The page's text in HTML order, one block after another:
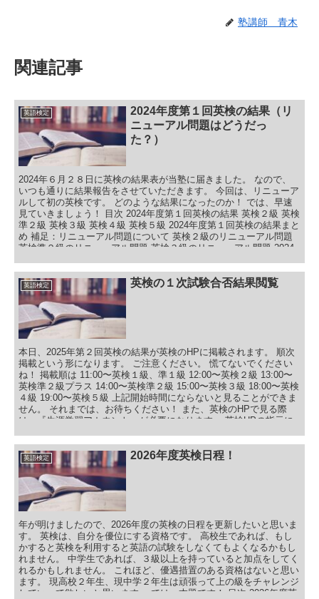
塾講師 青木
関連記事
英語検定
2024年度第１回英検の結果（リ
ニューアル問題はどうだっ
た？）
2024年６月２８日に英検の結果表が当塾に届きました。 なので、
いつも通りに結果報告をさせていただきます。 今回は、リニューア
ルして初の英検です。 どのような結果になったのか！ では、早速
見ていきましょう！ 目次 2024年度第１回英検の結果 英検２級 英検
準２級 英検３級 英検４級 英検５級 2024年度第１回英検の結果まと
め 補足：リニューアル問題について 英検２級のリニューアル問題
英検準２級のリニューアル問題 英検３級のリニューアル問題 2024
ィングがリニューアルされて、どういう結果になったのかです。 昨
年度、一昨年度の結果を振り返りながら、データを見ていきたいと
思います。 英検２級 英検２級は、Reading、Listening、Writing各技
能650点で、合計1950点です。 合格基準点は1520点（約78％）なの
で、各技能は、平均すると507点が必要となります。 もちろん、各
技能が必ず507以上を 取らなくてはいけないわけではありません。
合計して1520点を上回れば合格となります。 満点 全国平均 一次合
格者平均 当塾平均 Reading 650 502 531 522 Listening 650 490 518
488 Writing 650 490 539 532 スクロールできます 今回、当塾では中
学３年生も英検２級を頑張ってくれました。 やはり、トップ校を目
指している子です。 全体平均はReading、Writingは上回っていま
す！
英語検定 英検の１次試験合否結果閲覧
本日、2025年第２回英検の結果が英検のHPに掲載されます。 順次
掲載という形になります。 ご注意ください。 慌てないでください
ね！ 掲載順は 11:00〜英検１級、準１級 12:00〜英検２級 13:00〜
英検準２級プラス 14:00〜英検準２級 15:00〜英検３級 18:00〜英検
４級 19:00〜英検５級 上記開始時間にならないと見ることができま
せん。 それまでは、お待ちください！ また、英検のHPで見る際
は、『生涯学習アカウント』が必要になります。 英検HPの指示に
場で受検した場合：英検IDとパスワード 準会場で受検した場合：個
人番号と暗証番号 本会場で受験した場合は、『本人確認票』に英検
IDとパスワードが記載されています。 準会場で受験した場合は、試
験当日に問題用紙の表紙の下部に『個人番号』と『暗証番号』を自
分で記入したと思います。 これらが、英検結果を見るのに必要で
す。 準会場の場合は、自分で記入しているので、もし間違えてしま
うと閲覧できません。 また、当たり前ですが、どちらにしてもIDと
パスワード、個人番号と暗証番号を書いた用紙をなくしてしまって
は、閲覧できません。 その場合は・・・
英語検定 2026年度英検日程！
年が明けましたので、2026年度の英検の日程を更新したいと思いま
す。 英検は、自分を優位にする資格です。 高校生であれば、もし
かすると英検を利用すると英語の試験をしなくてもよくなるかもし
れません。 中学生であれば、３級以上を持っていると加点をしてく
れるかもしれません。 これほど、優遇措置のある資格はないと思い
ます。 現高校２年生、現中学２年生は頑張って上の級をチャレンジ
していって欲しいと思います。 では、本題です！ 目次 2026年度英